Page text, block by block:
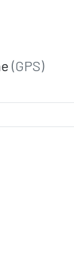
(GPS)